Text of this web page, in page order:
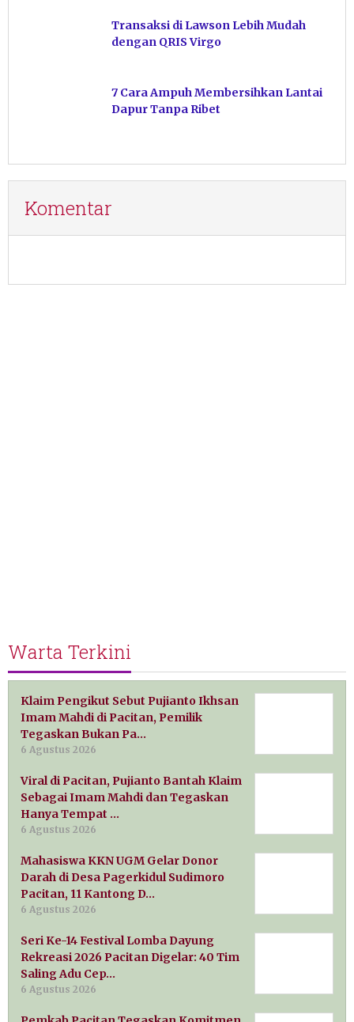
Transaksi di Lawson Lebih Mudah
dengan QRIS Virgo
7 Cara Ampuh Membersihkan Lantai
Dapur Tanpa Ribet
Komentar
Warta Terkini
Klaim Pengikut Sebut Pujianto Ikhsan
Imam Mahdi di Pacitan, Pemilik
Tegaskan Bukan Pa…
6 Agustus 2026
Viral di Pacitan, Pujianto Bantah Klaim
Sebagai Imam Mahdi dan Tegaskan
Hanya Tempat …
6 Agustus 2026
Mahasiswa KKN UGM Gelar Donor
Darah di Desa Pagerkidul Sudimoro
Pacitan, 11 Kantong D…
6 Agustus 2026
Seri Ke-14 Festival Lomba Dayung
Rekreasi 2026 Pacitan Digelar: 40 Tim
Saling Adu Cep…
6 Agustus 2026